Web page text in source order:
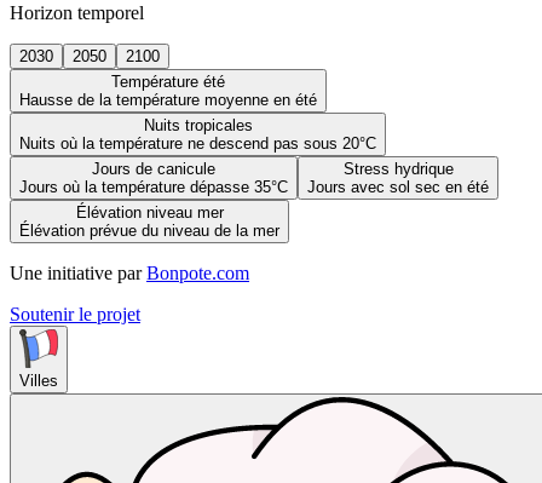
Horizon temporel
2030 2050
2100
Température été
Hausse de la température moyenne en été
Nuits tropicales
Nuits où la température ne descend pas sous 20°C
Jours de canicule
Jours où la température dépasse 35°C
Stress hydrique
Jours avec sol sec en été
Élévation niveau mer
Élévation prévue du niveau de la mer
Une initiative par Bonpote.com
Soutenir le projet
Villes